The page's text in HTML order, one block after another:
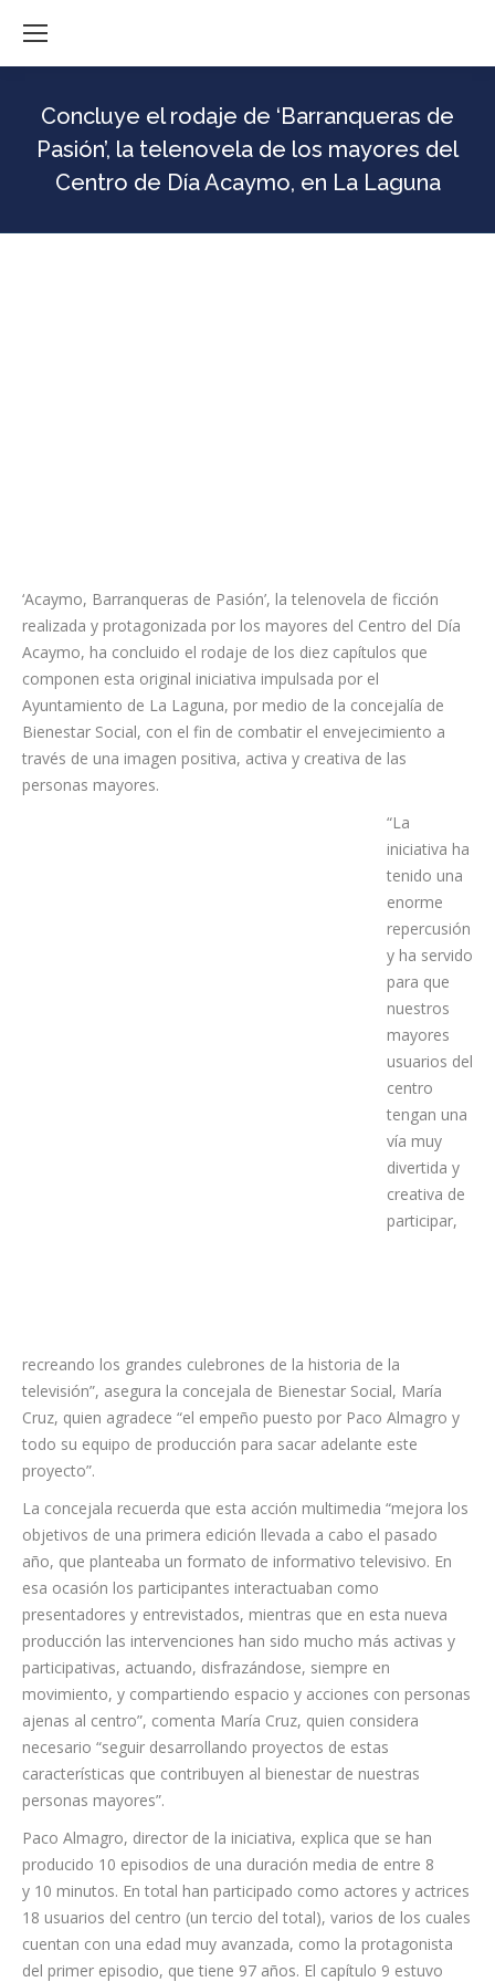
Concluye el rodaje de ‘Barranqueras de
Pasión’, la telenovela de los mayores del
Centro de Día Acaymo, en La Laguna
‘Acaymo, Barranqueras de Pasión’, la telenovela de ficción
realizada y protagonizada por los mayores del Centro del Día
Acaymo, ha concluido el rodaje de los diez capítulos que
componen esta original iniciativa impulsada por el
Ayuntamiento de La Laguna, por medio de la concejalía de
Bienestar Social, con el fin de combatir el envejecimiento a
través de una imagen positiva, activa y creativa de las
personas mayores.
“La
iniciativa ha
tenido una
enorme
repercusión
y ha servido
para que
nuestros
mayores
usuarios del
centro
tengan una
vía muy
divertida y
creativa de
participar,
recreando los grandes culebrones de la historia de la
televisión”, asegura la concejala de Bienestar Social, María
Cruz, quien agradece “el empeño puesto por Paco Almagro y
todo su equipo de producción para sacar adelante este
proyecto”.
La concejala recuerda que esta acción multimedia “mejora los
objetivos de una primera edición llevada a cabo el pasado
año, que planteaba un formato de informativo televisivo. En
esa ocasión los participantes interactuaban como
presentadores y entrevistados, mientras que en esta nueva
producción las intervenciones han sido mucho más activas y
participativas, actuando, disfrazándose, siempre en
movimiento, y compartiendo espacio y acciones con personas
ajenas al centro”, comenta María Cruz, quien considera
necesario “seguir desarrollando proyectos de estas
características que contribuyen al bienestar de nuestras
personas mayores”.
Paco Almagro, director de la iniciativa, explica que se han
producido 10 episodios de una duración media de entre 8
y 10 minutos. En total han participado como actores y actrices
18 usuarios del centro (un tercio del total), varios de los cuales
cuentan con una edad muy avanzada, como la protagonista
del primer episodio, que tiene 97 años. El capítulo 9 estuvo